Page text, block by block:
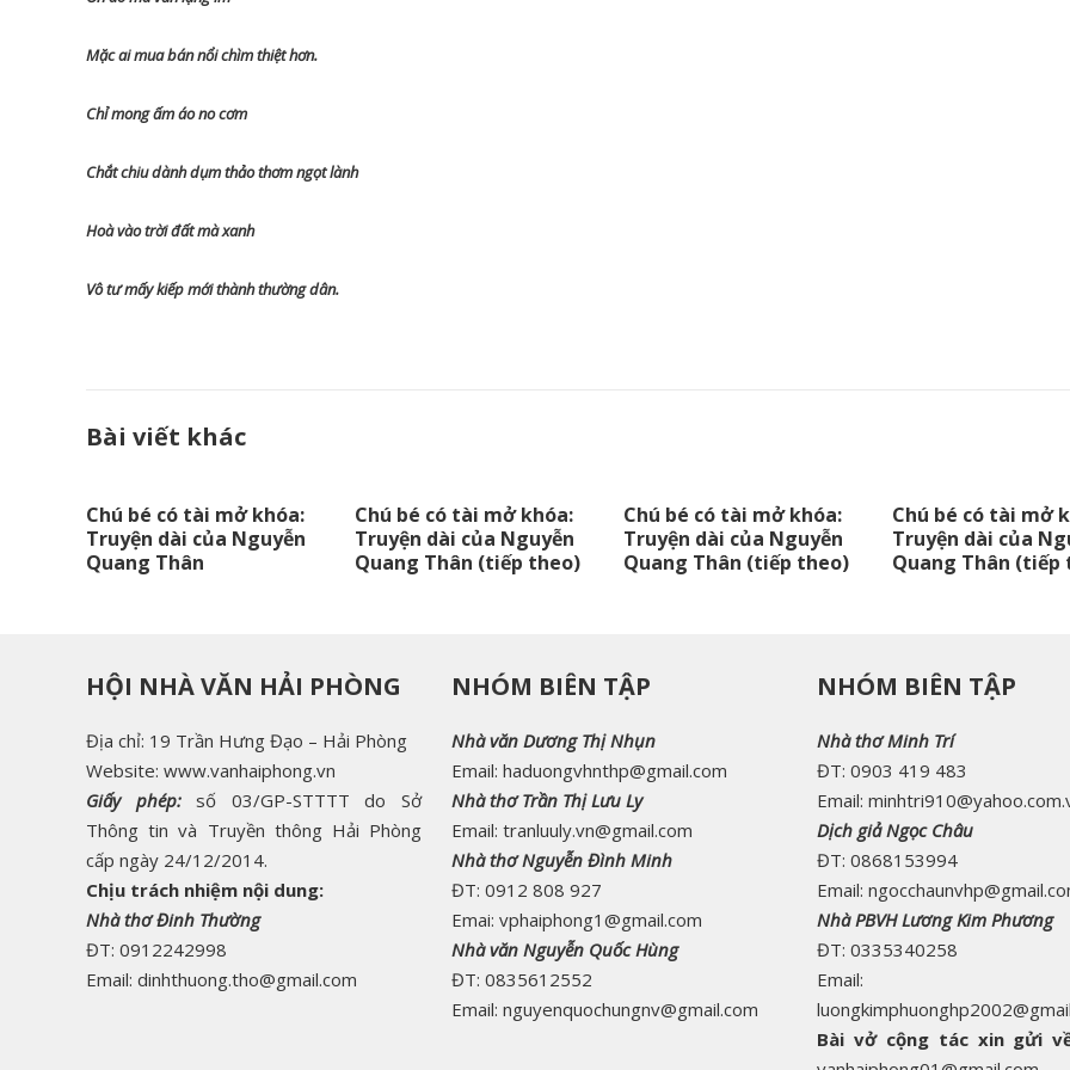
Mặc ai mua bán nổi chìm thiệt hơn.
Chỉ mong ấm áo no cơm
Chắt chiu dành dụm thảo thơm ngọt lành
Hoà vào trời đất mà xanh
Vô tư mấy kiếp mới thành thường dân.
Bài viết khác
Chú bé có tài mở khóa:
Truyện dài của Nguyễn
Quang Thân
Chú bé có tài mở khóa:
Truyện dài của Nguyễn
Quang Thân (tiếp theo)
Chú bé có tài mở khóa:
Truyện dài của Nguyễn
Quang Thân (tiếp theo)
Chú bé có tài mở
Truyện dài của
Quang Thân (tiếp
HỘI NHÀ VĂN HẢI PHÒNG
Địa chỉ: 19 Trần Hưng Đạo – Hải Phòng
Website: www.vanhaiphong.vn
Giấy phép:
số 03/GP-STTTT do Sở
Thông tin và Truyền thông Hải Phòng
cấp ngày 24/12/2014.
Chịu trách nhiệm nội dung:
Nhà thơ Đinh Thường
ĐT: 0912242998
Email: dinhthuong.tho@gmail.com
NHÓM BIÊN TẬP
Nhà văn Dương Thị Nhụn
Email: haduongvhnthp@gmail.com
Nhà thơ Trần Thị Lưu Ly
Email: tranluuly.vn@gmail.com
Nhà thơ Nguyễn Đình Minh
ĐT: 0912 808 927
Emai: vphaiphong1@gmail.com
Nhà văn Nguyễn Quốc Hùng
ĐT: 0835612552
Email: nguyenquochungnv@gmail.com
NHÓM BIÊN TẬP
Nhà thơ Minh Trí
ĐT: 0903 419 483
Email:
Dịch giả Ngọc Châu
ĐT: 0868153994
Email:
Nhà PBVH Lương Kim Phương
ĐT: 0335340258
Email:
Bài vở cộng tác xin gửi